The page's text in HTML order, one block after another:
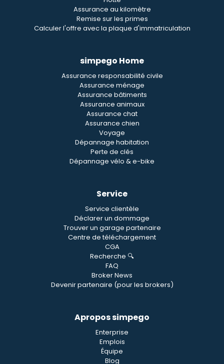
Assurance au kilomètre
Remise sur les primes
Calculer l'offre avec la plaque d'immatriculation
simpego Home
Assurance responsabilité civile
Assurance ménage
Assurance bâtiments
Assurance animaux
Assurance chat
Assurance chien
Voyage
Dépannage habitation
Perte de clés
Dépannage vélo & e-bike
Service
Service clientèle
Déclarer un dommage
Trouver un garage partenaire
Centre de téléchargement
CGA
Recherche 🔍
FAQ
Broker News
Devenir partenaire (pour les brokers)
Apropos simpego
Enterprise
Emplois
Équipe
Blog